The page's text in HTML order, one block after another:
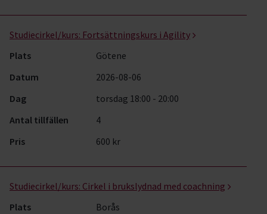
Studiecirkel/kurs: Fortsättningskurs i Agility
Plats
Götene
Datum
2026-08-06
Dag
torsdag 18:00 - 20:00
Antal tillfällen
4
Pris
600 kr
Studiecirkel/kurs: Cirkel i brukslydnad med coachning
Plats
Borås